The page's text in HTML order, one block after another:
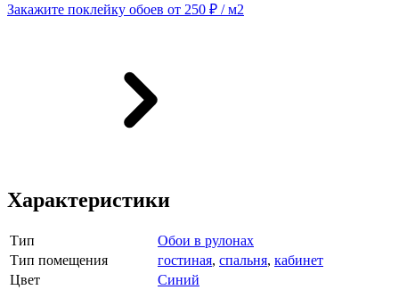
Закажите поклейку обоев от 250 ₽ / м2
Характеристики
Тип
Обои в рулонах
Тип помещения
гостиная, спальня, кабинет
Цвет
Синий